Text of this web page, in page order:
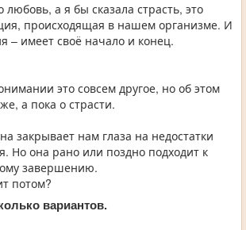
любовь, а я бы сказала страсть, это
происходящая в нашем организме. И
– имеет своё начало и конец.
это совсем другое, но об этом
а пока о страсти.
закрывает нам глаза на недостатки
Но она рано или поздно подходит к
завершению.
потом?
вариантов.